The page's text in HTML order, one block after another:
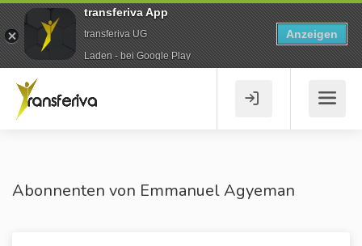
Abonnenten von Emmanuel Agyeman
transferiva App
transferiva UG
Laden - bei Google Play
Anzeigen